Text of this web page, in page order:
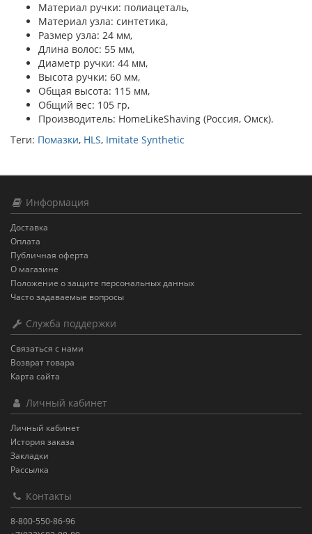
Материал ручки: полиацеталь,
Материал узла: синтетика,
Размер узла: 24 мм,
Длина волос: 55 мм,
Диаметр ручки: 44 мм,
Высота ручки: 60 мм,
Общая высота: 115 мм,
Общий вес: 105 гр,
Производитель: HomeLikeShaving (Россия, Омск).
Теги: Помазки, HLS, Imitate Synthetic
Информация
Доставка
Оплата
Публичная оферта
О магазине
Положение о защите персональных данных
Часто задаваемые вопросы
Служба поддержки
Связаться с нами
Возврат товара
Карта сайта
Личный кабинет
Личный кабинет
История заказа
Закладки
Рассылка
Контакты
8-800-550-86-96